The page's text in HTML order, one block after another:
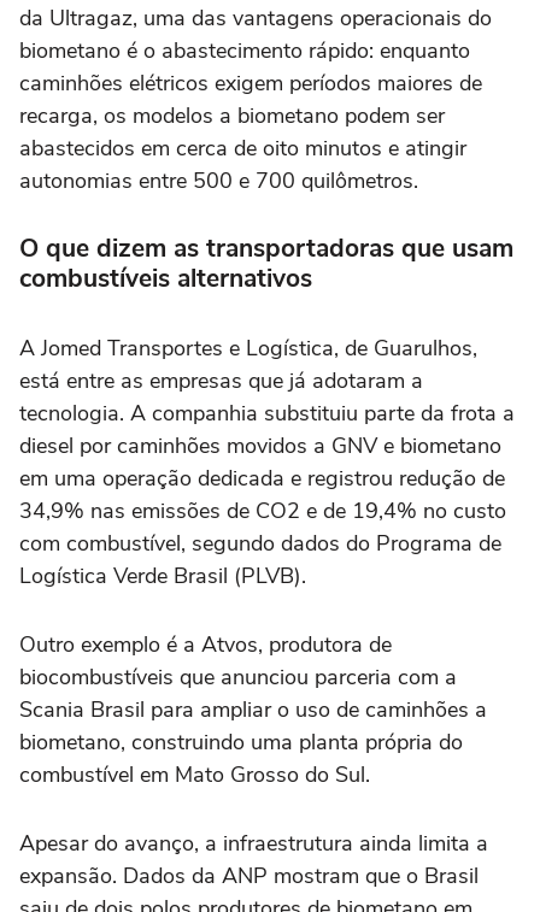
da Ultragaz, uma das vantagens operacionais do
biometano é o abastecimento rápido: enquanto
caminhões elétricos exigem períodos maiores de
recarga, os modelos a biometano podem ser
abastecidos em cerca de oito minutos e atingir
autonomias entre 500 e 700 quilômetros.
O que dizem as transportadoras que usam
combustíveis alternativos
A Jomed Transportes e Logística, de Guarulhos,
está entre as empresas que já adotaram a
tecnologia. A companhia substituiu parte da frota a
diesel por caminhões movidos a GNV e biometano
em uma operação dedicada e registrou redução de
34,9% nas emissões de CO2 e de 19,4% no custo
com combustível, segundo dados do Programa de
Logística Verde Brasil (PLVB).
Outro exemplo é a Atvos, produtora de
biocombustíveis que anunciou parceria com a
Scania Brasil para ampliar o uso de caminhões a
biometano, construindo uma planta própria do
combustível em Mato Grosso do Sul.
Apesar do avanço, a infraestrutura ainda limita a
expansão. Dados da ANP mostram que o Brasil